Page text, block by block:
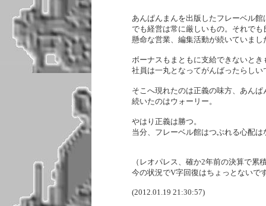
あんぱんまんを出版したフレーベル
でも経営は常に厳しいもの。それで
懸命な営業、編集活動が続いていまし
ボーナスもまともに支給できないと
社員は一丸となってがんばったらしい
そこへ現れたのは正義の味方、あんぱ
続いたのはウォーリー。
やはり正義は勝つ。
当分、フレーベル館はつぶれる心配は
（レオパレス、確か2年前の決算で累
今の状況でV字回復はちょっとないで
(2012.01.19 21:30:57)